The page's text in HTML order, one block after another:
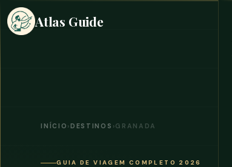
Atlas Guide
INÍCIO ›DESTINOS ›GRANADA
GUIA DE VIAGEM COMPLETO 2026